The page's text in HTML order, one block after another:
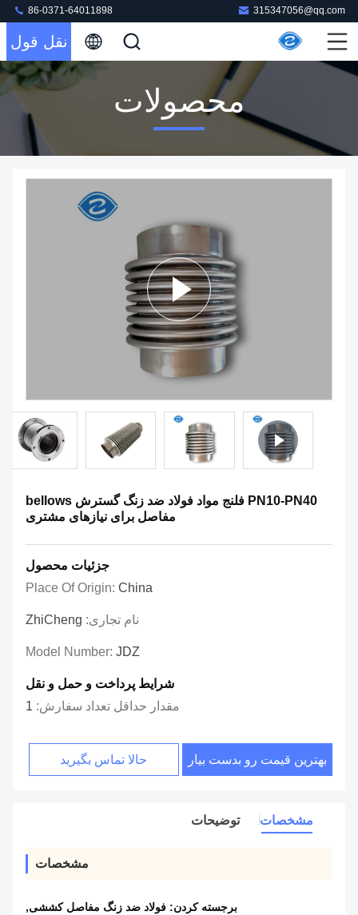
315347056@qq.com
86-0371-64011898
نقل قول
محصولات
PN10-PN40 فلنج مواد فولاد ضد زنگ گسترش bellows
مفاصل برای نیازهای مشتری
جزئیات محصول
Place Of Origin: China
نام تجاری: ZhiCheng
Model Number: JDZ
شرایط پرداخت و حمل و نقل
مقدار حداقل تعداد سفارش: 1
بهترین قیمت رو بدست بیار حالا تماس بگیرید
مشخصات توضیحات
مشخصات
برجسته کردن: فولاد ضد زنگ مفاصل کششی,